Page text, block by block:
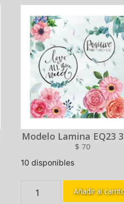
Modelo Lamina EQ23
$ 70
10 disponibles
Añadir al